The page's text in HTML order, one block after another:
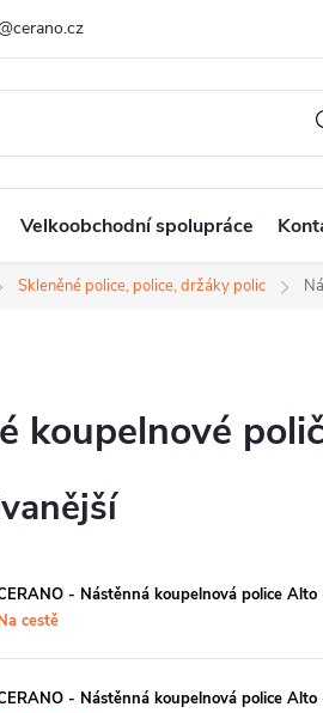
400 232
na míru
Velkoobchodní spolupráce
Skleněné police, police, držáky polic
koupelnové
- Nástěnná koupelnová police
cestě
- Nástěnná koupelnová police